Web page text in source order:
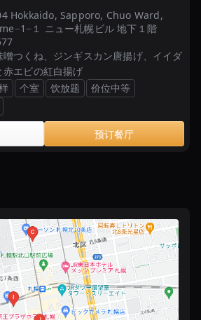
Hokkaido, Sapporo, Chuo Ward,
１ ニュー札幌ビル 地下１階
噌つくね、ジンギスカン唐揚げ、イイダ
エビの紅白揚げ
个室 饮放题
价位中等
预订餐厅